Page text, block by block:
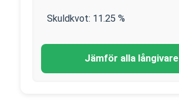
Skuldkvot: 11.25 %
Jämför alla långivare